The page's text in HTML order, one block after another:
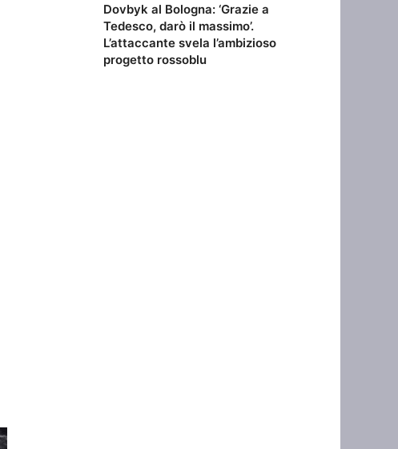
Dovbyk al Bologna: ‘Grazie a
Tedesco, darò il massimo’.
L’attaccante svela l’ambizioso
progetto rossoblu